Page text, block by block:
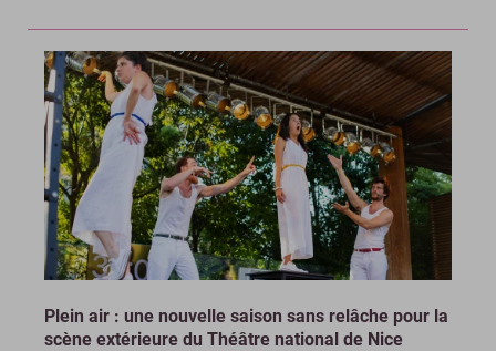
Plein air : une nouvelle saison sans relâche pour la
scène extérieure du Théâtre national de Nice